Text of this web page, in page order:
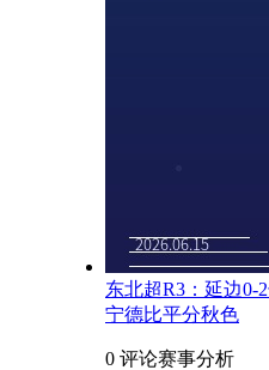
东北超R3：延边0-
宁德比平分秋色
0 评论赛事分析